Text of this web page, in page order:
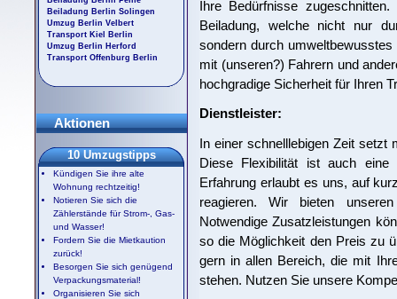
Ihre Bedürfnisse
Beiladung, welche nicht nur
sondern durch
mit (unseren?) Fahrern und
hochgradige Sicherheit für Ihren
Dienstleister:
In einer schnelllebigen Zeit setzt
Diese Flexibilität ist auch eine
Erfahrung erlaubt es uns, auf
reagieren. Wir bieten unseren
Notwendige Zusatzleistungen
so die Möglichkeit den Preis zu
gern in allen Bereich, die mit
stehen. Nutzen Sie unsere
Beiladung Berlin Solingen
Umzug Berlin Velbert
Transport Kiel Berlin
Umzug Berlin Herford
Transport Offenburg Berlin
Aktionen
10 Umzugstipps
Kündigen Sie ihre alte
Wohnung rechtzeitig!
Notieren Sie sich die
Zählerstände für Strom-, Gas-
und Wasser!
Fordern Sie die Mietkaution
zurück!
Besorgen Sie sich genügend
Verpackungsmaterial!
Organisieren Sie sich